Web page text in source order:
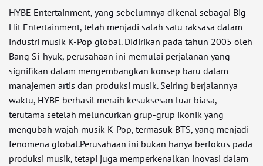
HYBE Entertainment, yang sebelumnya dikenal sebagai Big
Hit Entertainment, telah menjadi salah satu raksasa dalam
industri musik K-Pop global. Didirikan pada tahun 2005 oleh
Bang Si-hyuk, perusahaan ini memulai perjalanan yang
signifikan dalam mengembangkan konsep baru dalam
manajemen artis dan produksi musik. Seiring berjalannya
waktu, HYBE berhasil meraih kesuksesan luar biasa,
terutama setelah meluncurkan grup-grup ikonik yang
mengubah wajah musik K-Pop, termasuk BTS, yang menjadi
fenomena global.Perusahaan ini bukan hanya berfokus pada
produksi musik, tetapi juga memperkenalkan inovasi dalam